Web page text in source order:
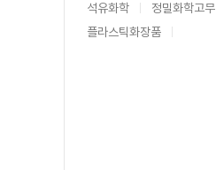
석유화학
정밀화학고무
플라스틱화장품